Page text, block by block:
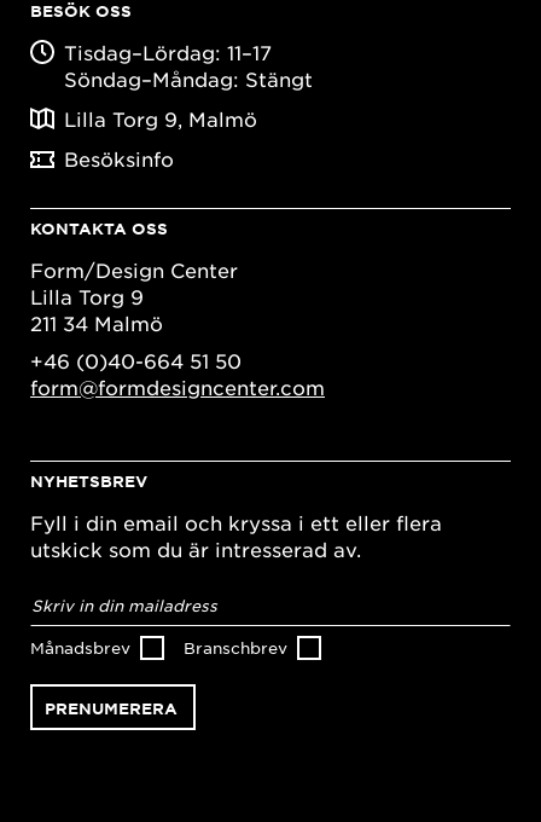
BESÖK OSS
Tisdag–Lördag: 11–17
Söndag–Måndag: Stängt
Lilla Torg 9, Malmö
Besöksinfo
KONTAKTA OSS
Form/Design Center
Lilla Torg 9
211 34 Malmö
+46 (0)40-664 51 50
form@formdesigncenter.com
NYHETSBREV
Fyll i din email och kryssa i ett eller flera
utskick som du är intresserad av.
postadress*
Månadsbrev Branschbrev